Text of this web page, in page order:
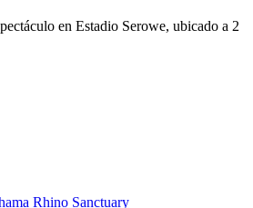
en Estadio Serowe, ubicado a 2
Rhino Sanctuary